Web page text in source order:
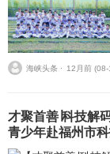
海峡头条 ⋅ 12月前 (08-
才聚首善∣科技
青少年赴福州市